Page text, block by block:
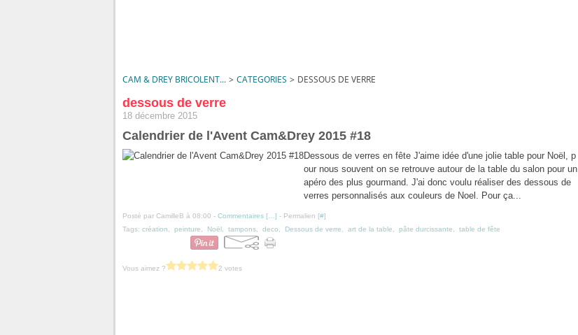
CAM & DREY BRICOLENT... > CATEGORIES > DESSOUS DE VERRE
dessous de verre
18 décembre 2015
Calendrier de l'Avent Cam&Drey 2015 #18
Dessous de verres en fête J'aime idée d'une jolie table pour Noël, p
our nous souvent on se retrouve autour de la table du salon pour un
apéro des plus gourmand. J'ai donc voulu réaliser des dessous de
verres personnalisés aux couleurs de Noel. Pour ça...
Posté par CamilleB à 08:00 - Commentaires [ ] - Permalien [#]
Tags: création peinture Noël tampons deco Dessous de verre art de la table pâte durcissante table de fête
Vous aimez ? 2 votes